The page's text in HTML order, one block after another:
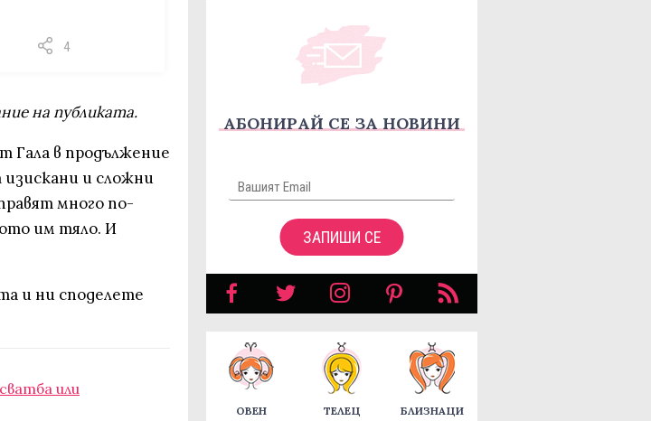
4
на публиката.
Гала в продължение
и сложни
много по-
им тяло. И
и ни споделете
или
АБОНИРАЙ СЕ ЗА НОВИНИ
ЗАПИШИ СЕ
ОВЕН ТЕЛЕЦ БЛИЗНАЦИ